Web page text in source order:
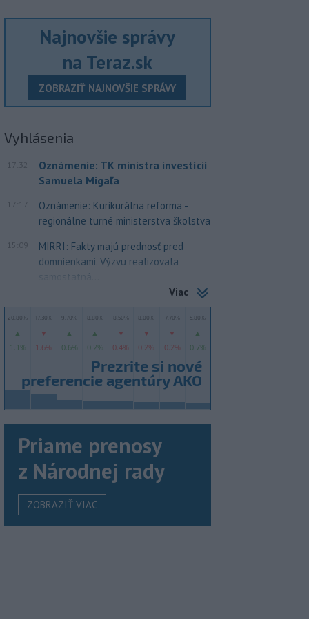
Najnovšie správy
na Teraz.sk
ZOBRAZIŤ NAJNOVŠIE SPRÁVY
Vyhlásenia
17:32
Oznámenie: TK ministra investícií
Samuela Migaľa
17:17
Oznámenie: Kurikurálna reforma -
regionálne turné ministerstva školstva
15:09
MIRRI: Fakty majú prednosť pred
domnienkami. Výzvu realizovala
samostatná...
Viac
Priame prenosy
z Národnej rady
ZOBRAZIŤ VIAC